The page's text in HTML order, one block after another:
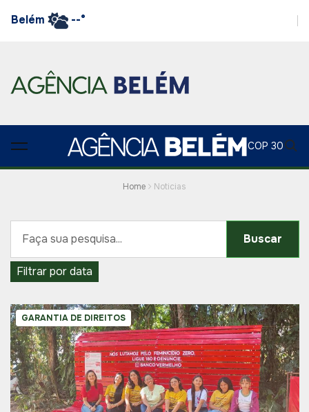
Belém --°
COP 30
Home Noticias
Buscar
Filtrar por data
GARANTIA DE DIREITOS